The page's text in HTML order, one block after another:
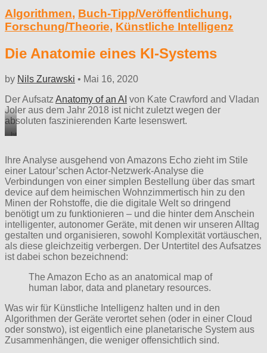
Algorithmen, Buch-Tipp/Veröffentlichung,
Forschung/Theorie, Künstliche Intelligenz
Die Anatomie eines KI-Systems
by Nils Zurawski • Mai 16, 2020
Der Aufsatz Anatomy of an AI von Kate Crawford and Vladan
Joler aus dem Jahr 2018 ist nicht zuletzt wegen der
absoluten faszinierenden Karte lesenswert.
https://anatomyof.ai
Ihre Analyse ausgehend von Amazons Echo zieht im Stile
einer Latour’schen Actor-Netzwerk-Analyse die
Verbindungen von einer simplen Bestellung über das smart
device auf dem heimischen Wohnzimmertisch hin zu den
Minen der Rohstoffe, die die digitale Welt so dringend
benötigt um zu funktionieren – und die hinter dem Anschein
intelligenter, autonomer Geräte, mit denen wir unseren Alltag
gestalten und organisieren, sowohl Komplexität vortäuschen,
als diese gleichzeitig verbergen. Der Untertitel des Aufsatzes
ist dabei schon bezeichnend:
The Amazon Echo as an anatomical map of
human labor, data and planetary resources.
Was wir für Künstliche Intelligenz halten und in den
Algorithmen der Geräte verortet sehen (oder in einer Cloud
oder sonstwo), ist eigentlich eine planetarische System aus
Zusammenhängen, die weniger offensichtlich sind.